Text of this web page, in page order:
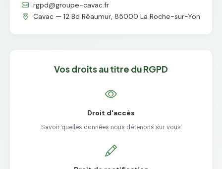
rgpd@groupe-cavac.fr
Cavac — 12 Bd Réaumur, 85000 La Roche-sur-Yon
Vos droits au titre du RGPD
Droit d'accès
Savoir quelles données nous détenons sur vous